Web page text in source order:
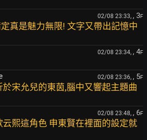
02/08 23:33, , 3F
真是魅力無限! 文字又帶出記憶中
02/08 23:34, , 4F
02/08 23:36, , 5F
宋允兒的東茵,腦中又響起主題曲
02/08 23:48, , 6F
云熙這角色 申東賢在裡面的設定就